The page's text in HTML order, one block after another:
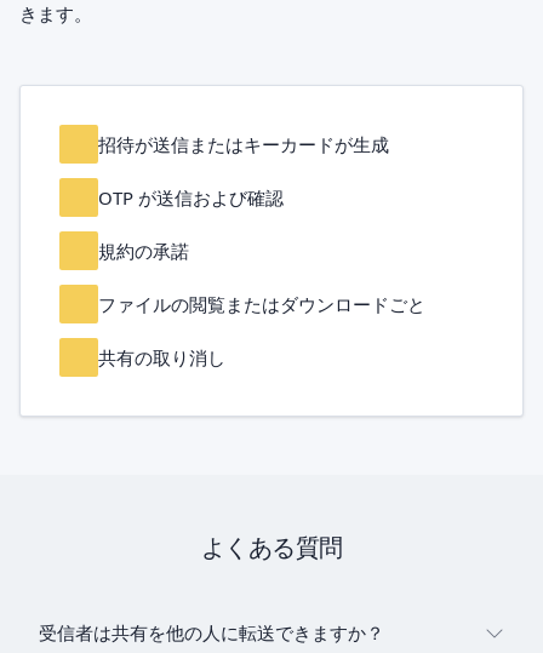
きます。
招待が送信またはキーカードが生成
OTP が送信および確認
規約の承諾
ファイルの閲覧またはダウンロードごと
共有の取り消し
よくある質問
受信者は共有を他の人に転送できますか？